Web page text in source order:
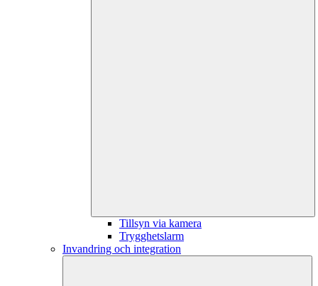
Tillsyn via kamera
Trygghetslarm
Invandring och integration